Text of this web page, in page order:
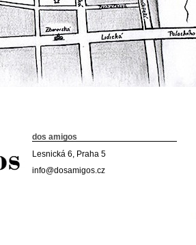
dos amigos
Lesnická 6, Praha 5
info@dosamigos.cz